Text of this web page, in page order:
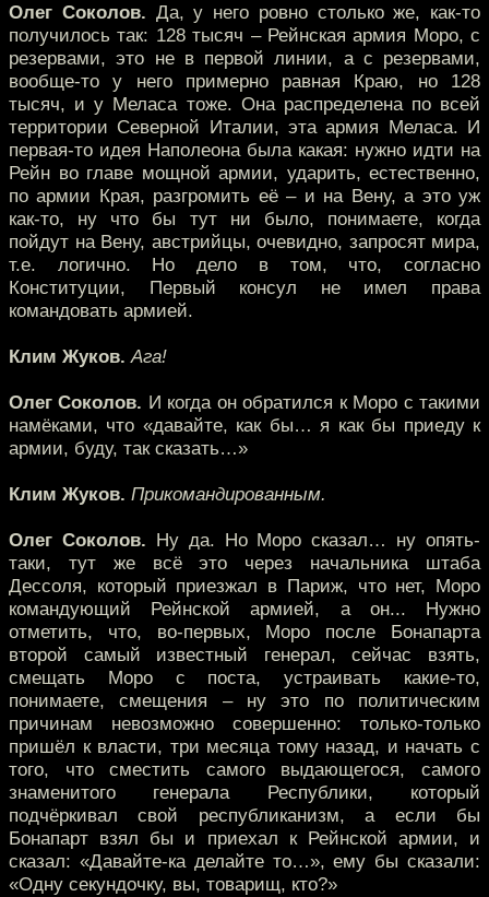
Олег Соколов. Да, у него ровно столько же, как-то
получилось так: 128 тысяч – Рейнская армия Моро, с
резервами, это не в первой линии, а с резервами,
вообще-то у него примерно равная Краю, но 128
тысяч, и у Меласа тоже. Она распределена по всей
территории Северной Италии, эта армия Меласа. И
первая-то идея Наполеона была какая: нужно идти на
Рейн во главе мощной армии, ударить, естественно,
по армии Края, разгромить её – и на Вену, а это уж
как-то, ну что бы тут ни было, понимаете, когда
пойдут на Вену, австрийцы, очевидно, запросят мира,
т.е. логично. Но дело в том, что, согласно
Конституции, Первый консул не имел права
командовать армией.
Клим Жуков. Ага!
Олег Соколов. И когда он обратился к Моро с такими
намёками, что «давайте, как бы… я как бы приеду к
армии, буду, так сказать…»
Клим Жуков. Прикомандированным.
Олег Соколов. Ну да. Но Моро сказал… ну опять-
таки, тут же всё это через начальника штаба
Дессоля, который приезжал в Париж, что нет, Моро
командующий Рейнской армией, а он... Нужно
отметить, что, во-первых, Моро после Бонапарта
второй самый известный генерал, сейчас взять,
смещать Моро с поста, устраивать какие-то,
понимаете, смещения – ну это по политическим
причинам невозможно совершенно: только-только
пришёл к власти, три месяца тому назад, и начать с
того, что сместить самого выдающегося, самого
знаменитого генерала Республики, который
подчёркивал свой республиканизм, а если бы
Бонапарт взял бы и приехал к Рейнской армии, и
сказал: «Давайте-ка делайте то…», ему бы сказали:
«Одну секундочку, вы, товарищ, кто?»